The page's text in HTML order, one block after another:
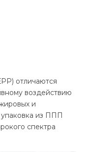
отличаются
воздействию
и
упаковка из ППП
спектра